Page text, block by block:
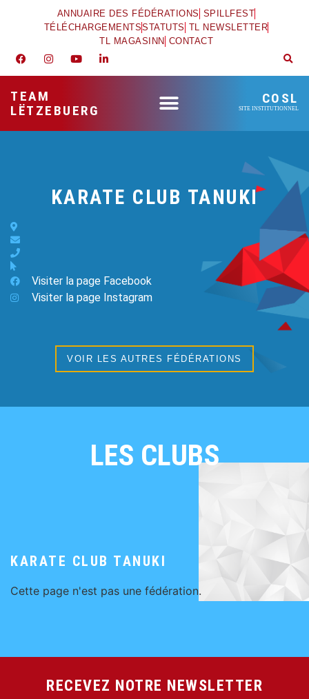
ANNUAIRE DES FÉDÉRATIONS SPILLFEST
TÉLÉCHARGEMENTSSTATUTS TL NEWSLETTER
TL MAGASINN CONTACT
TEAM
LËTZEBUERG
COSL
SITE INSTITUTIONNEL
KARATE CLUB TANUKI
Visiter la page Facebook
Visiter la page Instagram
VOIR LES AUTRES FÉDÉRATIONS
LES CLUBS
KARATE CLUB TANUKI
Cette page n'est pas une fédération.
RECEVEZ NOTRE NEWSLETTER